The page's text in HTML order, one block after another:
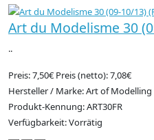
Art du Modelisme 30
..
Preis: 7,50€ Preis (netto): 7,08€
Hersteller / Marke: Art of Modelling
Produkt-Kennung: ART30FR
Verfügbarkeit: Vorrätig